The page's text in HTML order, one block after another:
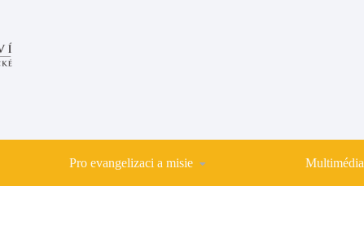
Pro evangelizaci a misie Multimédia